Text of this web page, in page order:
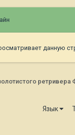
данную
Язык